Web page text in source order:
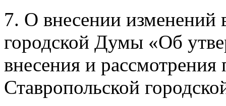
7. О внесении изменений
городской Думы «Об
внесения и
Ставропольской